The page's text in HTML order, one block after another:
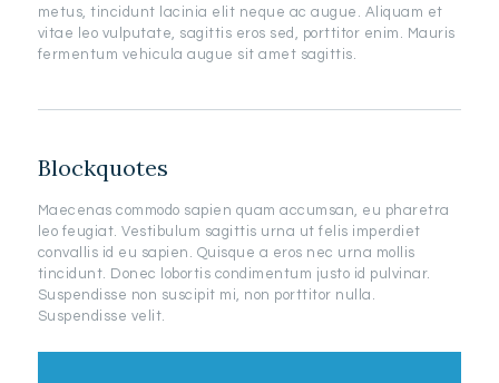
metus, tincidunt lacinia elit neque ac augue. Aliquam et
vitae leo vulputate, sagittis eros sed, porttitor enim. Mauris
fermentum vehicula augue sit amet sagittis.
Blockquotes
Maecenas commodo sapien quam accumsan, eu pharetra
leo feugiat. Vestibulum sagittis urna ut felis imperdiet
convallis id eu sapien. Quisque a eros nec urna mollis
tincidunt. Donec lobortis condimentum justo id pulvinar.
Suspendisse non suscipit mi, non porttitor nulla.
Suspendisse velit.